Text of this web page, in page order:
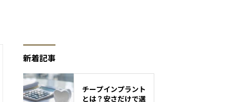
新着記事
チープインプラント
とは？安さだけで選